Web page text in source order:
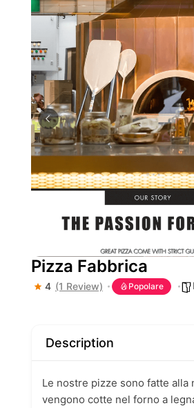
Pizza Fabbrica
4 (1 Review) Popolare
Description
Le nostre pizze sono fatte alla
vengono cotte nel forno a